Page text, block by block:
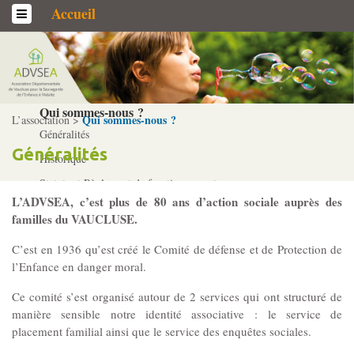
Accueil
L’association
Qui sommes-­nous ?
Généralités
Historique
Statuts et Règlement de fonctionnement
Institutionnels
Professionnels
L’association >Qui sommes-­nous ?
Généralités
L’ADVSEA, c’est plus de 80 ans d’action sociale auprès des
familles du VAUCLUSE.
C’est en 1936 qu’est créé le Comité de défense et de Protection de
l’Enfance en danger moral.
Ce comité s’est organisé autour de 2 services qui ont structuré de
manière sensible notre identité associative : le service de
placement familial ainsi que le service des enquêtes sociales.